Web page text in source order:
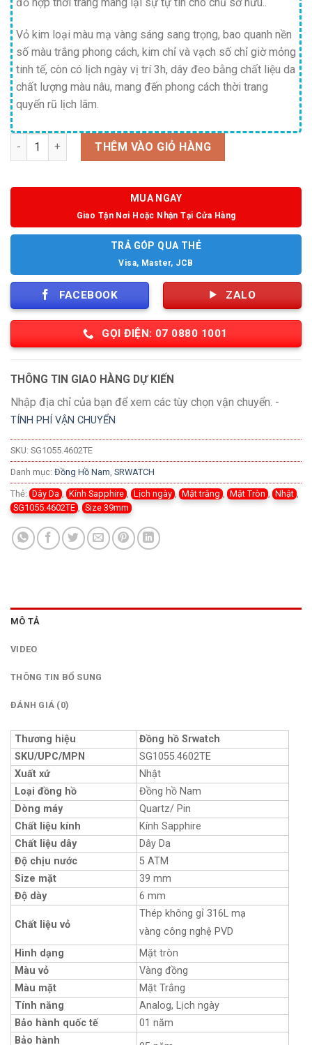
Vỏ kim loại màu mạ vàng sáng sang trọng, bao quanh nền
số màu trắng phong cách, kim chỉ và vạch số chỉ giờ mỏng
tinh tế, còn có lịch ngày vị trí 3h, dây đeo bằng chất liệu da
chất lượng màu nâu, mang đến phong cách thời trang
quyến rũ lịch lãm.
Số lượng THÊM VÀO GIỎ HÀNG
MUA NGAY
Giao Tận Nơi Hoặc Nhận Tại Cửa Hàng
TRẢ GÓP QUA THẺ
Visa, Master, JCB
FACEBOOK ZALO
GỌI ĐIỆN: 07 0880 1001
THÔNG TIN GIAO HÀNG DỰ KIẾN
Nhập địa chỉ của bạn để xem các tùy chọn vận chuyển. -
TÍNH PHÍ VẬN CHUYỂN
SKU: SG1055.4602TE
Danh mục: Đồng Hồ Nam SRWATCH
Thẻ: Dây Da Kính Sapphire Lịch ngày Mặt trắng Mặt Tròn Nhật
SG1055.4602TE
Size 39mm
MÔ TẢ
VIDEO
THÔNG TIN BỔ SUNG
ĐÁNH GIÁ (0)
Thương hiệu
Đồng hồ Srwatch
SKU/UPC/MPN
SG1055.4602TE
Xuất xứ
Nhật
Loại đồng hồ
Đồng hồ Nam
Dòng máy
Quartz/ Pin
Chất liệu kính
Kính Sapphire
Chất liệu dây
Dây Da
Độ chịu nước
5 ATM
Size mặt
39 mm
Độ dày
6 mm
Chất liệu vỏ
Thép không gỉ 316L mạ
vàng công nghệ PVD
Hình dạng
Mặt tròn
Màu vỏ
Vàng đồng
Màu mặt
Mặt Trắng
Tính năng
Analog, Lịch ngày
Bảo hành quốc tế
01 năm
Bảo hành